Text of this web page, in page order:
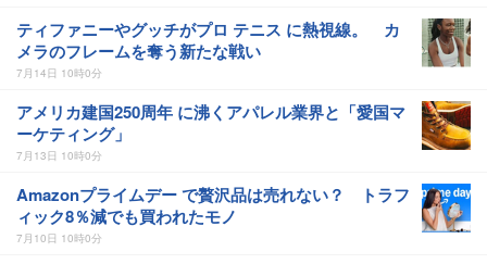
ティファニーやグッチがプロ テニス に熱視線。 カ
メラのフレームを奪う新たな戦い
7月14日 10時0分
アメリカ建国250周年 に沸くアパレル業界と「愛国マ
ーケティング」
7月13日 10時0分
Amazonプライムデー で贅沢品は売れない？ トラフ
ィック8％減でも買われたモノ
7月10日 10時0分